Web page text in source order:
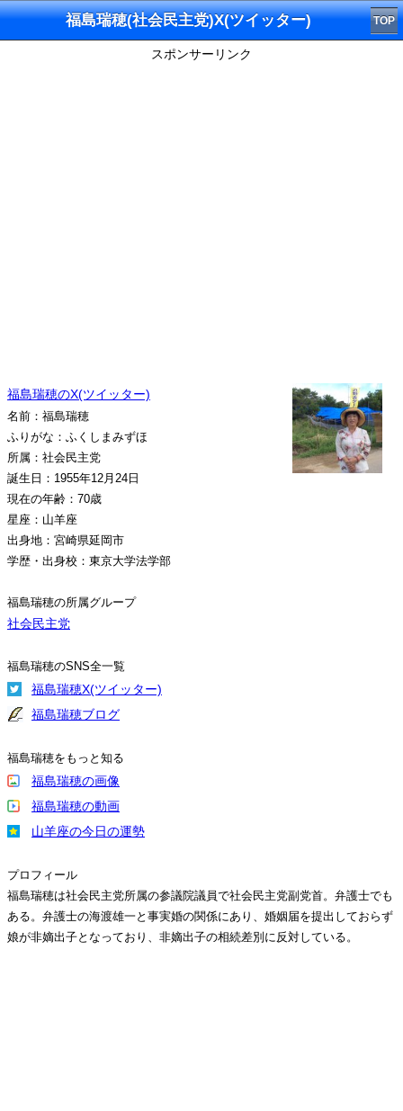
福島瑞穂(社会民主党)X(ツイッター) TOP
スポンサーリンク
福島瑞穂のX(ツイッター)
名前：福島瑞穂
ふりがな：ふくしまみずほ
所属：社会民主党
誕生日：1955年12月24日
現在の年齢：70歳
星座：山羊座
出身地：宮崎県延岡市
学歴・出身校：東京大学法学部
福島瑞穂の所属グループ
社会民主党
福島瑞穂のSNS全一覧
福島瑞穂X(ツイッター)
福島瑞穂ブログ
福島瑞穂をもっと知る
福島瑞穂の画像
福島瑞穂の動画
山羊座の今日の運勢
プロフィール
福島瑞穂は社会民主党所属の参議院議員で社会民主党副党首。弁護士でも
ある。弁護士の海渡雄一と事実婚の関係にあり、婚姻届を提出しておらず
娘が非嫡出子となっており、非嫡出子の相続差別に反対している。